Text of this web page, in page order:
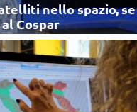
nello spazio, se
Cospar